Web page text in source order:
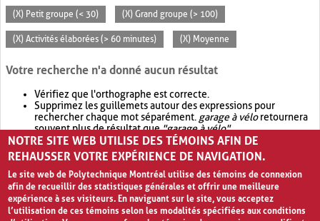
(X) Petit groupe (< 30) (X) Grand groupe (> 100)
(X) Activités élaborées (> 60 minutes) (X) Moyenne
Votre recherche n'a donné aucun résultat
Vérifiez que l'orthographe est correcte.
Supprimez les guillemets autour des expressions pour
rechercher chaque mot séparément. garage à véloretournera
souvent plus de résultat que"garage à vélo".
Envisagez d'élargir votre recherche avec OR.garage OR vélo
retournera souvent plus de résultat quegarage à vélo
NOTRE SITE WEB UTILISE DES TÉMOINS AFIN DE
REHAUSSER VOTRE EXPÉRIENCE DE NAVIGATION.
Le site web de Polytechnique Montréal utilise des témoins de connexion
afin de recueillir des statistiques générales et offrir une meilleure
expérience à ses visiteurs. En naviguant sur le site, vous acceptez
l’utilisation de ces témoins selon les modalités spécifiées aux conditions